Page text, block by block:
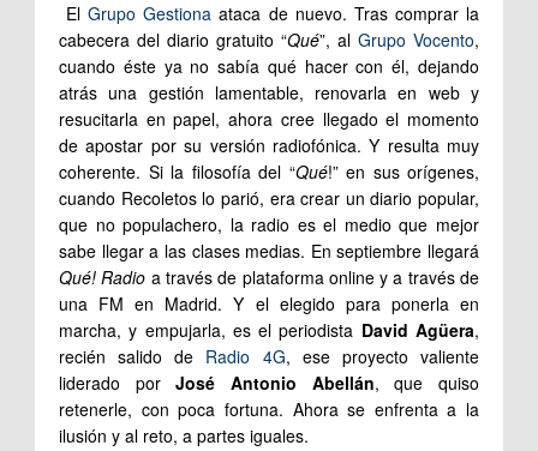
ElGrupo Gestiona ataca de nuevo. Tras comprar la
cabecera del diario gratuito “Qué”, al Grupo Vocento,
cuando éste ya no sabía qué hacer con él, dejando
atrás una gestión lamentable, renovarla en web y
resucitarla en papel, ahora cree llegado el momento
de apostar por su versión radiofónica. Y resulta muy
coherente. Si la filosofía del “Qué!” en sus orígenes,
cuando Recoletos lo parió, era crear un diario popular,
que no populachero, la radio es el medio que mejor
sabe llegar a las clases medias. En septiembre llegará
Qué! Radio a través de plataforma online y a través de
una FM en Madrid. Y el elegido para ponerla en
marcha, y empujarla, es el periodista David Agüera,
recién salido de Radio 4G, ese proyecto valiente
liderado porJosé Antonio Abellán, que quiso
retenerle, con poca fortuna. Ahora se enfrenta a la
ilusión y al reto, a partes iguales.